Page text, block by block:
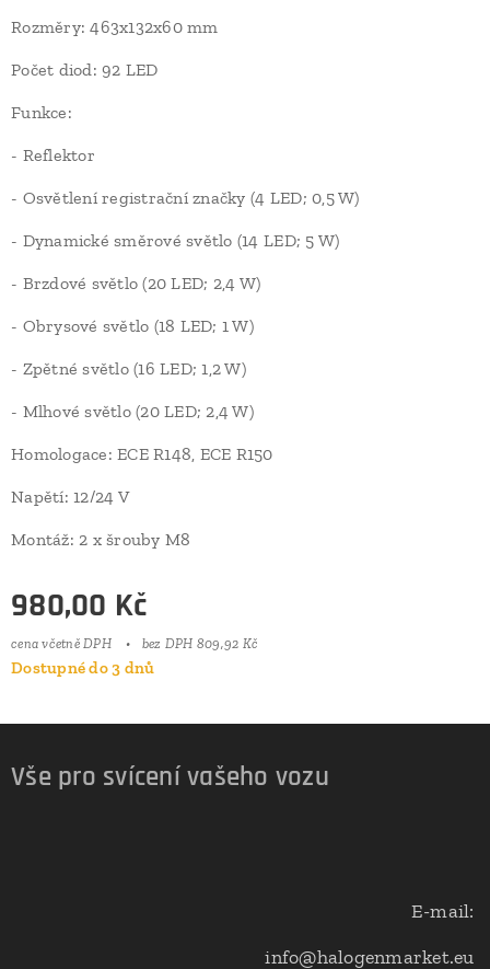
Rozměry: 463x132x60 mm
Počet diod: 92 LED
Funkce:
- Reflektor
- Osvětlení registrační značky (4 LED; 0,5 W)
- Dynamické směrové světlo (14 LED; 5 W)
- Brzdové světlo (20 LED; 2,4 W)
- Obrysové světlo (18 LED; 1 W)
- Zpětné světlo (16 LED; 1,2 W)
- Mlhové světlo (20 LED; 2,4 W)
Homologace: ECE R148, ECE R150
Napětí: 12/24 V
Montáž: 2 x šrouby M8
980,00 Kč
cena včetně DPH bez DPH 809,92 Kč
Dostupné do 3 dnů
Vše pro svícení vašeho vozu
E-mail:
info@halogenmarket.eu